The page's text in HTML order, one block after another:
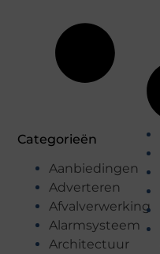
Categorieën
Aanbiedingen
Adverteren
Afvalverwerking
Alarmsysteem
Architectuur